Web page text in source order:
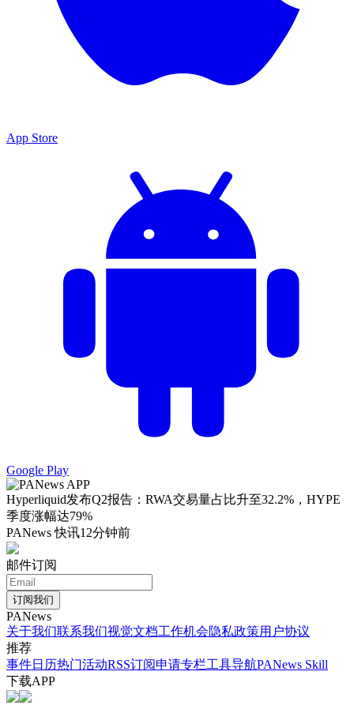
App Store
Google Play
Hyperliquid发布Q2报告：RWA交易量占比升至32.2%，HYPE
季度涨幅达79%
PANews 快讯12分钟前
邮件订阅
订阅我们
PANews
关于我们联系我们视觉文档工作机会隐私政策用户协议
推荐
事件日历热门活动RSS订阅申请专栏工具导航PANews Skill
下载APP